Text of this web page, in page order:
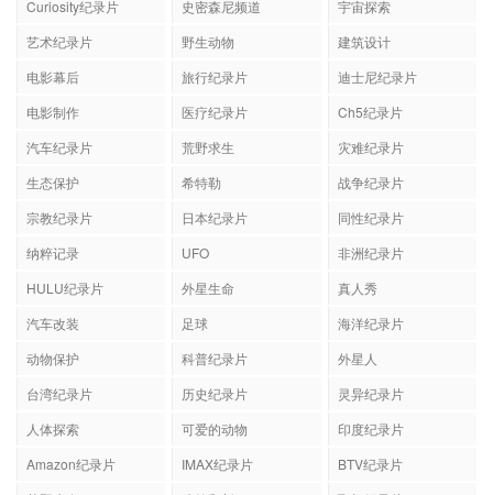
Curiosity纪录片 史密森尼频道
宇宙探索
艺术纪录片
野生动物
建筑设计
电影幕后
旅行纪录片
迪士尼纪录片
电影制作
医疗纪录片
Ch5纪录片
汽车纪录片
荒野求生
灾难纪录片
生态保护
希特勒
战争纪录片
宗教纪录片
日本纪录片
同性纪录片
纳粹记录
UFO
非洲纪录片
HULU纪录片
外星生命
真人秀
汽车改装
足球
海洋纪录片
动物保护
科普纪录片
外星人
台湾纪录片
历史纪录片
灵异纪录片
人体探索
可爱的动物
印度纪录片
Amazon纪录片
IMAX纪录片
BTV纪录片